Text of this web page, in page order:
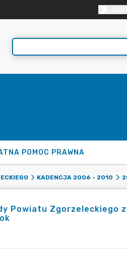
POMOC PRAWNA
KADENCJA 2006 - 2010
Powiatu